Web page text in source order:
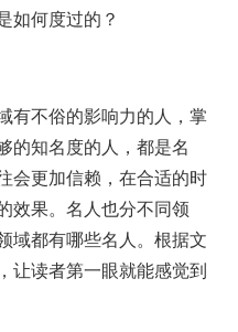
如何度过的？
有不俗的影响力的人，掌
的知名度的人，都是名
会更加信赖， 在合适的时
果。 名人也分不同领
域都有哪些名人。根据文
让读者第一眼就能感觉到